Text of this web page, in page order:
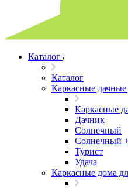
Каталог
Каталог
Каркасные
Каркасные
Дачник
Солнечный
Солнечный
Турист
Удача
Каркасные дома